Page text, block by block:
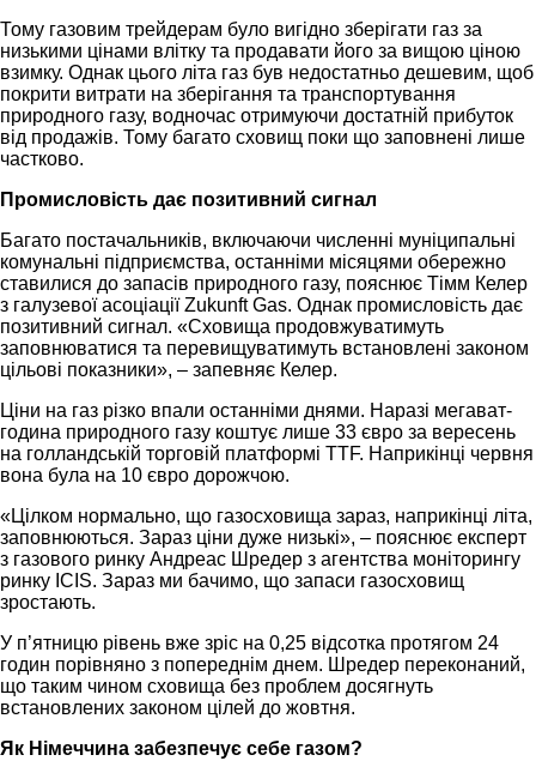
Тому газовим трейдерам було вигідно зберігати газ за
низькими цінами влітку та продавати його за вищою ціною
взимку. Однак цього літа газ був недостатньо дешевим, щоб
покрити витрати на зберігання та транспортування
природного газу, водночас отримуючи достатній прибуток
від продажів. Тому багато сховищ поки що заповнені лише
частково.
Промисловість дає позитивний сигнал
Багато постачальників, включаючи численні муніципальні
комунальні підприємства, останніми місяцями обережно
ставилися до запасів природного газу, пояснює Тімм Келер
з галузевої асоціації Zukunft Gas. Однак промисловість дає
позитивний сигнал. «Сховища продовжуватимуть
заповнюватися та перевищуватимуть встановлені законом
цільові показники», – запевняє Келер.
Ціни на газ різко впали останніми днями. Наразі мегават-
година природного газу коштує лише 33 євро за вересень
на голландській торговій платформі TTF. Наприкінці червня
вона була на 10 євро дорожчою.
«Цілком нормально, що газосховища зараз, наприкінці літа,
заповнюються. Зараз ціни дуже низькі», – пояснює експерт
з газового ринку Андреас Шредер з агентства моніторингу
ринку ICIS. Зараз ми бачимо, що запаси газосховищ
зростають.
У п’ятницю рівень вже зріс на 0,25 відсотка протягом 24
годин порівняно з попереднім днем. Шредер переконаний,
що таким чином сховища без проблем досягнуть
встановлених законом цілей до жовтня.
Як Німеччина забезпечує себе газом?